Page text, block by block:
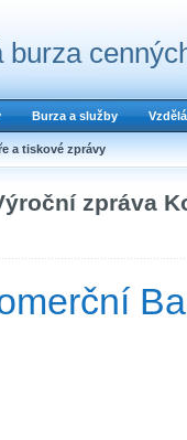
burza
Burza a služby
a tiskové zprávy
zpráva